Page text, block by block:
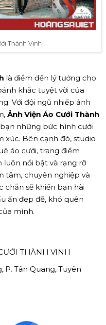
Thành Vinh
là điểm đến lý tưởng cho
khắc tuyệt vời của
Với đội ngũ nhiếp ảnh
Ảnh Viện Áo Cưới Thành
những bức hình cưới
xúc. Bên cạnh đó, studio
áo cưới, trang điểm
nổi bật và rạng rỡ
tâm, chuyên nghiệp và
chắn sẽ khiến bạn hài
ấn đẹp đẽ, khó quên
mình.
THÀNH VINH
P. Tân Quang, Tuyên